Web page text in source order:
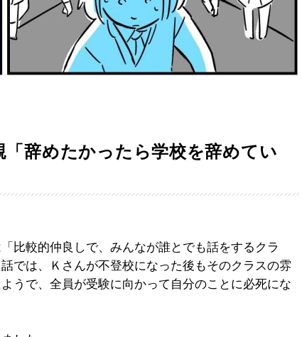
辞めたかったら学校を辞めてい
比較的仲良しで、みんなが誰とでも話をするクラ
では、Ｋさんが不登校になった後もそのクラスの雰
うで、全員が受験に向かって自分のことに必死にな